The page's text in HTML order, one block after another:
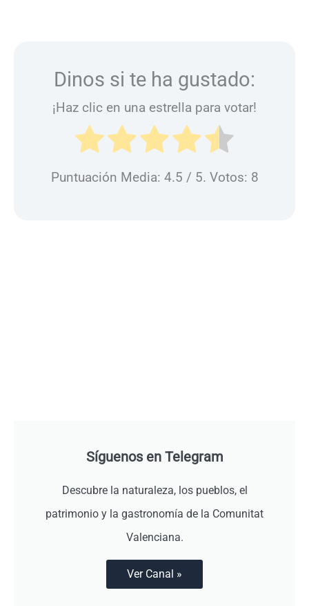
Dinos si te ha gustado:
¡Haz clic en una estrella para votar!
Puntuación Media: 4.5 / 5. Votos: 8
Síguenos en Telegram
Descubre la naturaleza, los pueblos, el
patrimonio y la gastronomía de la Comunitat
Valenciana.
Ver Canal »